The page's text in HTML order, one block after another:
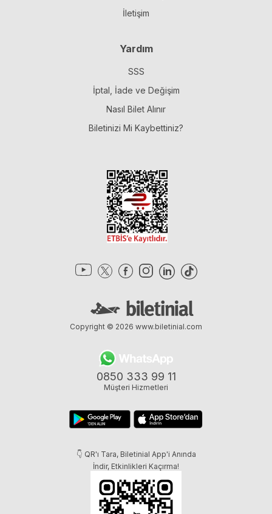
İletişim
Yardım
SSS
İptal, İade ve Değişim
Nasıl Bilet Alınır
Biletinizi Mi Kaybettiniz?
0850 333 99 11
Müşteri Hizmetleri
👇 QR'ı Tara, Biletinial App'i Anında
İndir, Etkinlikleri Kaçırma!
Copyright © 2026 www.biletinial.com